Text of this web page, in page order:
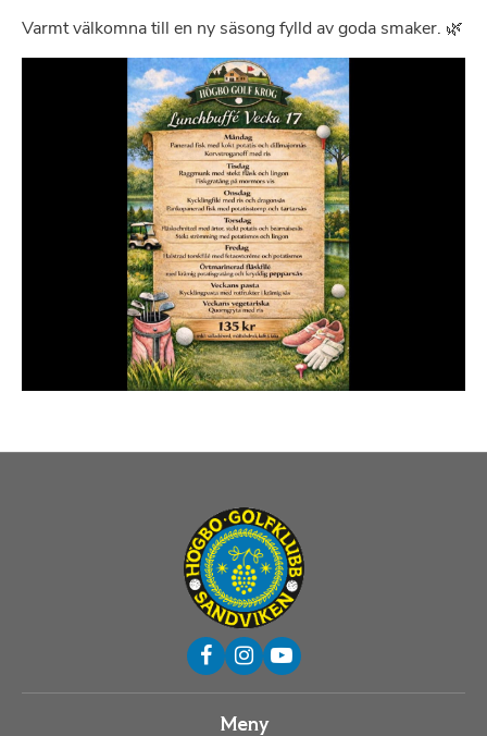
Varmt välkomna till en ny säsong fylld av goda smaker. 🌿
Meny